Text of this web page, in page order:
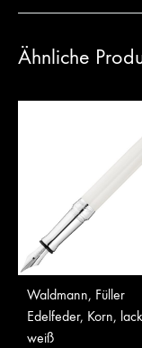
Ähnliche
Waldmann, Füller
Edelfeder, Korn,
weiß